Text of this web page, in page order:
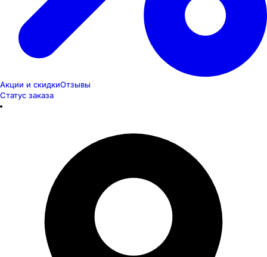
Акции и скидкиОтзывы
Статус заказа